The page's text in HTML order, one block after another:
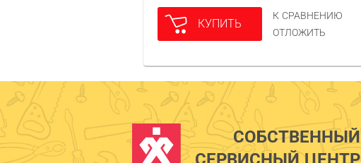
КУПИТЬ
К СРАВНЕНИЮ
ОТЛОЖИТЬ
СОБСТВЕННЫЙ
СЕРВИСНЫЙ ЦЕНТР